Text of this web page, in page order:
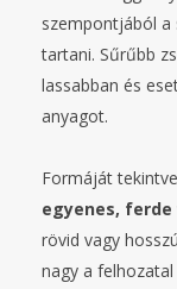
szempontjából a
tartani. Sűrűbb
lassabban és
anyagot.
Formáját tekintve
egyenes,
rövid vagy
nagy a